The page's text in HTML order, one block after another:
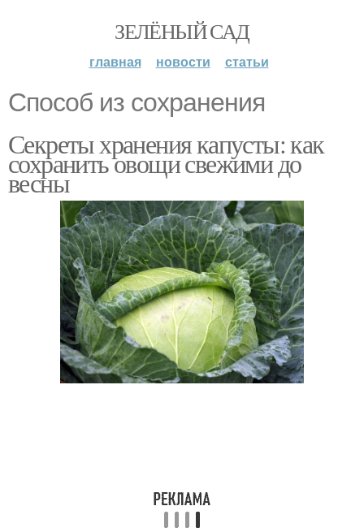
ЗЕЛЁНЫЙ САД
главная новости статьи
Способ из сохранения
Секреты хранения капусты: как
сохранить овощи свежими до
весны